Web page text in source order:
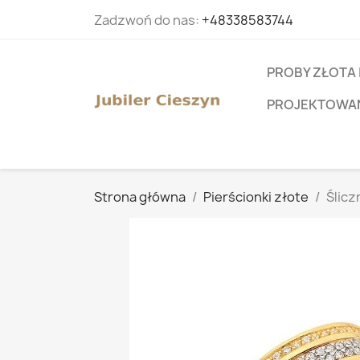
Zadzwoń do nas: +48338583744
PROBY ZŁOTA
Strona główna Pierścionki złote